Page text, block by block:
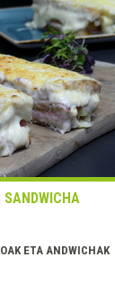
SANDWICHA
ETA ANDWICHAK